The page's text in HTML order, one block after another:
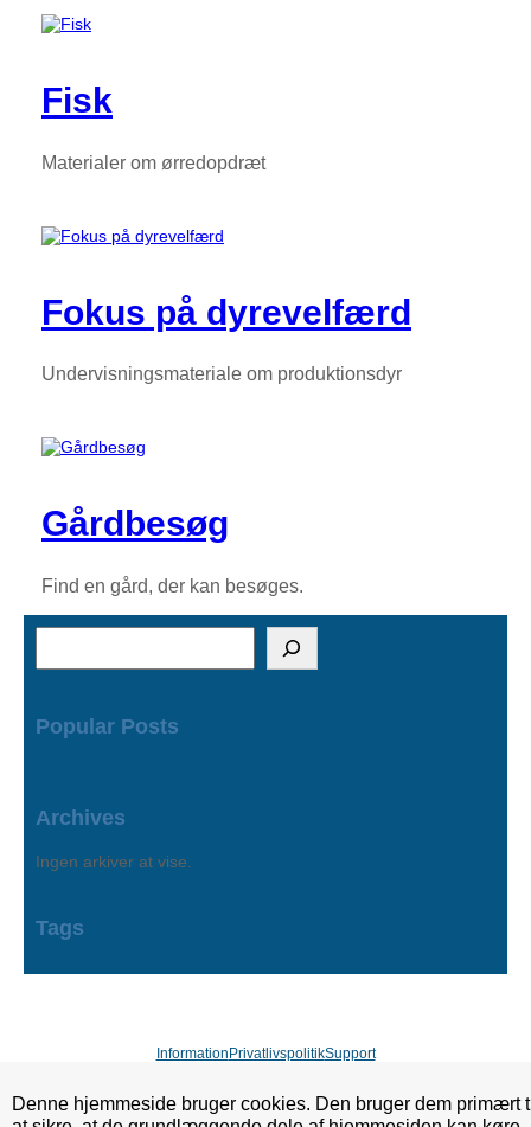
Fisk
Materialer om ørredopdræt
Fokus på dyrevelfærd
Undervisningsmateriale om produktionsdyr
Gårdbesøg
Find en gård, der kan besøges.
g
Popular Posts
Archives
Ingen arkiver at vise.
Tags
Information PrivatlivspolitikSupport
Denne hjemmeside bruger cookies. Den bruger dem primært